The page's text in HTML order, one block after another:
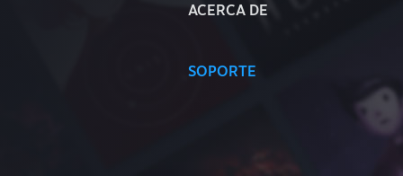
ACERCA DE
SOPORTE